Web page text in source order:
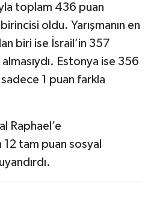
toplam 436 puan
oldu. Yarışmanın en
biri ise İsrail’in 357
Estonya ise 356
1 puan farkla
Raphael’e
tam puan sosyal